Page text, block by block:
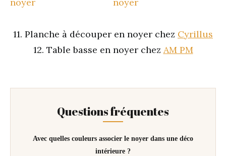
11. Planche à découper en noyer chez Cyrillus
12. Table basse en noyer chez AM PM
Questions fréquentes
Avec quelles couleurs associer le noyer dans une déco
intérieure ?